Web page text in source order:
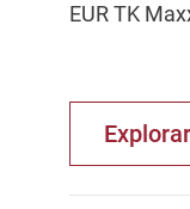
EUR TK